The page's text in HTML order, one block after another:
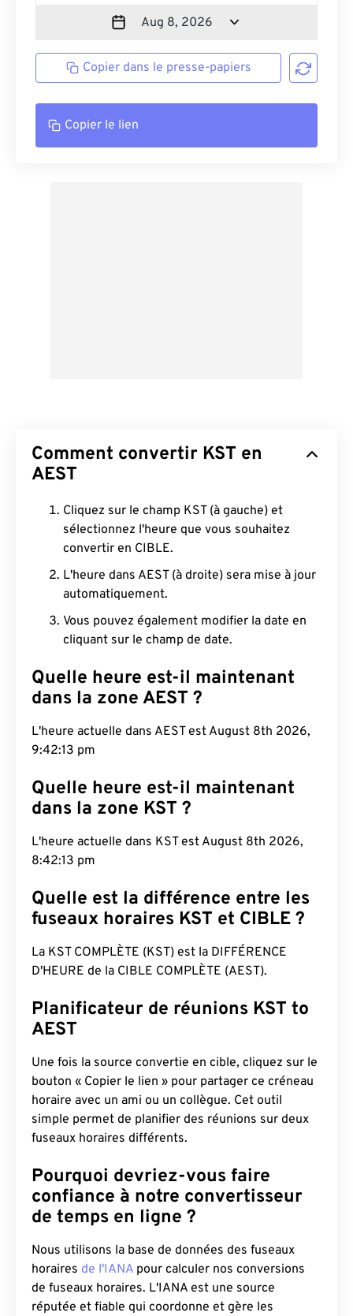
Copier dans le presse-papiers
Copier le lien
Comment convertir KST en
AEST
Cliquez sur le champ KST (à gauche) et
sélectionnez l'heure que vous souhaitez
convertir en CIBLE.
L'heure dans AEST (à droite) sera mise à jour
automatiquement.
Vous pouvez également modifier la date en
cliquant sur le champ de date.
Quelle heure est-il maintenant
dans la zone AEST ?
L'heure actuelle dans AEST est August 8th 2026,
9:42:14 pm
Quelle heure est-il maintenant
dans la zone KST ?
L'heure actuelle dans KST est August 8th 2026,
8:42:14 pm
Quelle est la différence entre les
fuseaux horaires KST et CIBLE ?
La KST COMPLÈTE (KST) est la DIFFÉRENCE
D'HEURE de la CIBLE COMPLÈTE (AEST).
Planificateur de réunions KST to
AEST
Une fois la source convertie en cible, cliquez sur le
bouton « Copier le lien » pour partager ce créneau
horaire avec un ami ou un collègue. Cet outil
simple permet de planifier des réunions sur deux
fuseaux horaires différents.
Pourquoi devriez-vous faire
confiance à notre convertisseur
de temps en ligne ?
Nous utilisons la base de données des fuseaux
horaires de l'IANA pour calculer nos conversions
de fuseaux horaires. L'IANA est une source
réputée et fiable qui coordonne et gère les